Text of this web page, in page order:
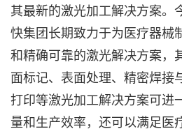
其最新的激光加工解决方案。
快集团长期致力于为医疗器械
和精确可靠的激光解决方案，
面标记、表面处理、精密焊接
打印等激光加工解决方案可进
量和生产效率，还可以满足医